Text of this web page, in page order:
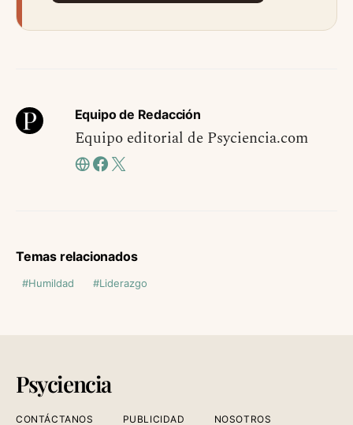
Equipo de Redacción
Equipo editorial de Psyciencia.com
Temas relacionados
Humildad Liderazgo
Psyciencia
CONTÁCTANOS PUBLICIDAD NOSOTROS